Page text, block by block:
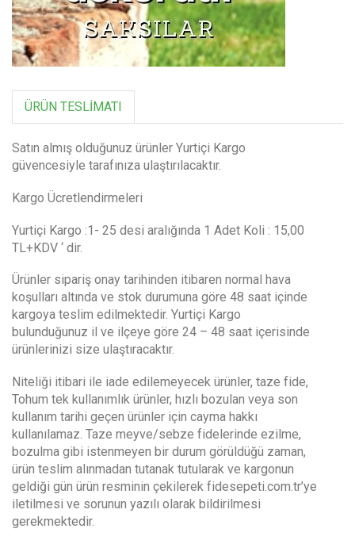
ÜRÜN TESLIMATI
Satın almış olduğunuz ürünler Yurtiçi Kargo
güvencesiyle tarafınıza ulaştırılacaktır.
Kargo Ücretlendirmeleri
Yurtiçi Kargo :1- 25 desi aralığında 1 Adet Koli : 15,00
TL+KDV ‘ dir.
Ürünler sipariş onay tarihinden itibaren normal hava
koşulları altında ve stok durumuna göre 48 saat içinde
kargoya teslim edilmektedir. Yurtiçi Kargo
bulunduğunuz il ve ilçeye göre 24 – 48 saat içerisinde
ürünlerinizi size ulaştıracaktır.
Niteliği itibari ile iade edilemeyecek ürünler, taze fide,
Tohum tek kullanımlık ürünler, hızlı bozulan veya son
kullanım tarihi geçen ürünler için cayma hakkı
kullanılamaz. Taze meyve/sebze fidelerinde ezilme,
bozulma gibi istenmeyen bir durum görüldüğü zaman,
ürün teslim alınmadan tutanak tutularak ve kargonun
geldiği gün ürün resminin çekilerek fidesepeti.com.tr’ye
iletilmesi ve sorunun yazılı olarak bildirilmesi
gerekmektedir.